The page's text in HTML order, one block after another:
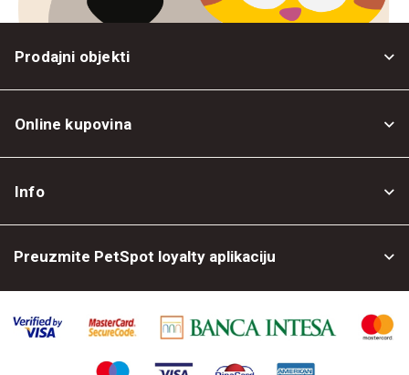
Prodajni objekti
Online kupovina
Info
Preuzmite PetSpot loyalty aplikaciju